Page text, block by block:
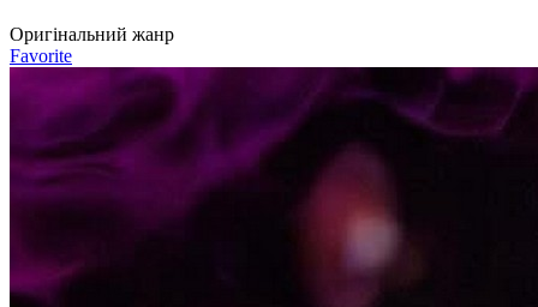
Оригінальний жанр
Favorite